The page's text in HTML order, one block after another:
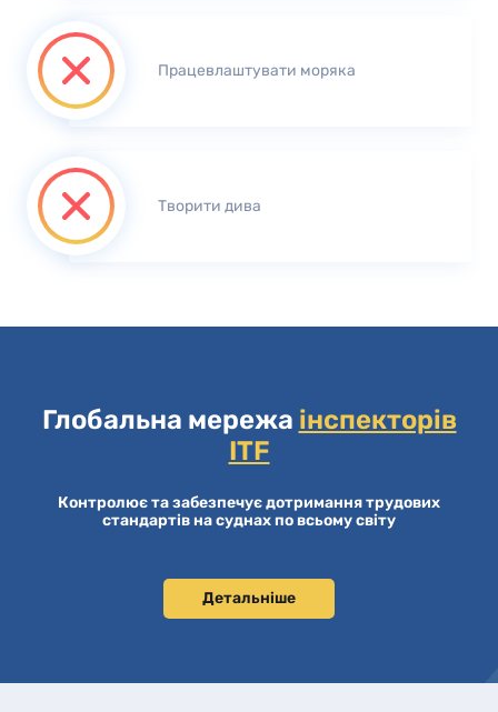
Працевлаштувати моряка
Творити дива
Глобальна мережа інспекторів
ITF
Контролює та забезпечує дотримання трудових
стандартів на суднах по всьому світу
Детальніше